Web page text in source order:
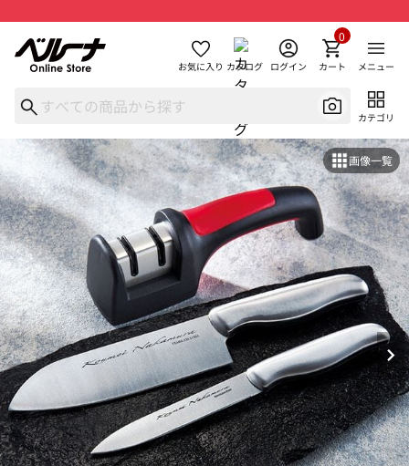
お気に入り カタログ ログイン カート
0
メニュー
カテゴリ
画像一覧